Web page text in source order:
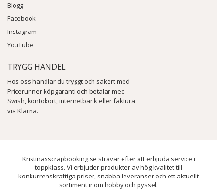
Blogg
Facebook
Instagram
YouTube
TRYGG HANDEL
Hos oss handlar du tryggt och säkert med
Pricerunner köpgaranti och betalar med
Swish, kontokort, internetbank eller faktura
via Klarna.
Kristinasscrapbooking.se strävar efter att erbjuda service i
toppklass. Vi erbjuder produkter av hög kvalitet till
konkurrenskraftiga priser, snabba leveranser och ett aktuellt
sortiment inom hobby och pyssel.